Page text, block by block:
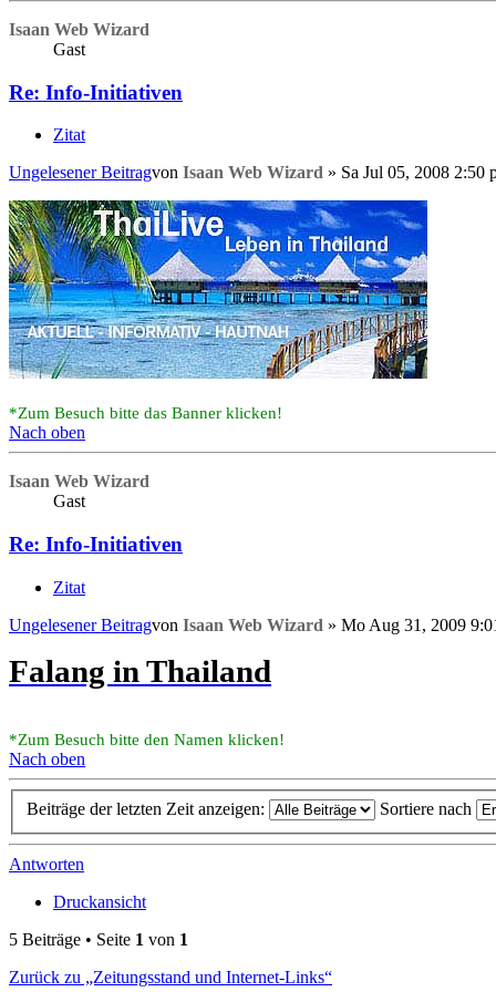
Isaan Web Wizard
Gast
Re: Info-Initiativen
Zitat
Ungelesener Beitragvon Isaan Web Wizard » Sa Jul 05, 2008 2:50
*Zum Besuch bitte das Banner klicken!
Nach oben
Isaan Web Wizard
Gast
Re: Info-Initiativen
Zitat
Ungelesener Beitragvon Isaan Web Wizard » Mo Aug 31, 2009
Falang in Thailand
*Zum Besuch bitte den Namen klicken!
Nach oben
Beiträge der letzten Zeit anzeigen: Sortiere nach
Antworten
Druckansicht
5 Beiträge • Seite 1 von 1
Zurück zu „Zeitungsstand und Internet-Links“